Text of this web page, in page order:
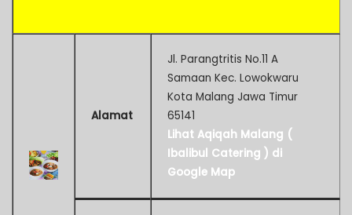
Alamat
Jl. Parangtritis No.11 A
Samaan Kec. Lowokwaru
Kota Malang Jawa Timur
65141
Lihat Aqiqah Malang (
Ibalibul Catering ) di
Google Map